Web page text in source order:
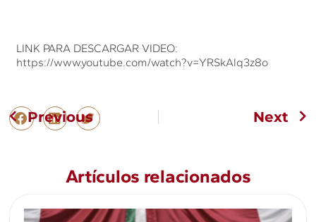
LINK PARA DESCARGAR VIDEO:
https://www.youtube.com/watch?v=YRSkAlq3z8o
Previous Next
Artículos relacionados